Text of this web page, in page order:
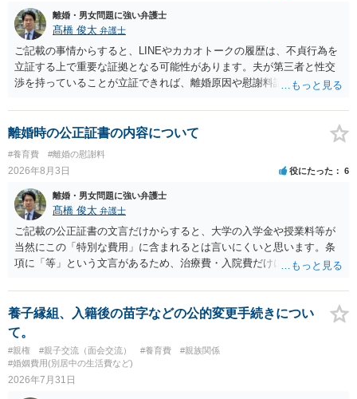
離婚・男女問題に強い弁護士
髙橋 俊太 弁護士
ご記載の事情からすると、LINEやカカオトークの履歴は、不貞行為を
立証する上で重要な証拠となる可能性があります。夫が第三者と性交
渉を持っていることが立証できれば、離婚原因や慰謝料請求を検討す
性的関係を継続しているのであれば、その期間や回数が分かる資料は
できるだけ保存しておくことをお勧めいたします。 他方、「夫に不貞
がある＝財産分与でも多くもらえる」「当然に親権を取得できる」と
いう関係にはありません。まず、財産分与は、基本的には夫婦が婚姻
中に形成した財産を清算する制度ですので、不貞行為の有無とは別
に、預貯金、不動産、保険、退職金等の資料を確保しておくことが重
要です。また、子の親権については、夫婦間の責任問題とは別に、
「どのような形がお子様の利益になるか」という観点です。そのた
め、未就学のお子様について貴方が主として養育しているのであれ
ば、保育園等への送迎、食事・入浴・寝かしつけ等の日常的な育児、
通院や予防接種への対応、保育園との連絡、夫婦それぞれの勤務状
況、別居後にどのような養育環境を用意できるかといった、これまで
の監護実績や今後の生活状況について整理しておくとよいでしょう。
養育費については、離婚後も父母双方がそれぞれの収入に応じて負担
するのが原則となります。
離婚時の公正証書の内容について
#養育費 #離婚の慰謝料
2026年8月3日 役にたった 6
離婚・男女問題に強い弁護士
髙橋 俊太 弁護士
ご記載の公正証書の文言だけからすると、大学の入学金や授業料等が
当然にこの「特別な費用」に含まれるとは言いにくいと思います。条
項に「等」という文言があるため、治療費・入院費だけに限定される
れていますので、通常は、病気や事故によって臨時に必要となった医
療費その他これに類する特別支出を念頭に置いた条項と読むのが自然
です。したがって、大学の入学金、授業料、受験費用などの教育費に
ついてまで、「この条項があるから当然に半額を請求できる」とまで
は言いにくいと思われます。なお、通常、大学進学費用をどこまで負
担すべきかについては、離婚時の合意内容のほか、子どもの年齢、大
養子縁組、入籍後の苗字などの公的変更手続きについ
て。
#親権 #親子交流（面会交流） #養育費
#親族関係
#婚姻費用(別居中の生活費など)
2026年7月31日